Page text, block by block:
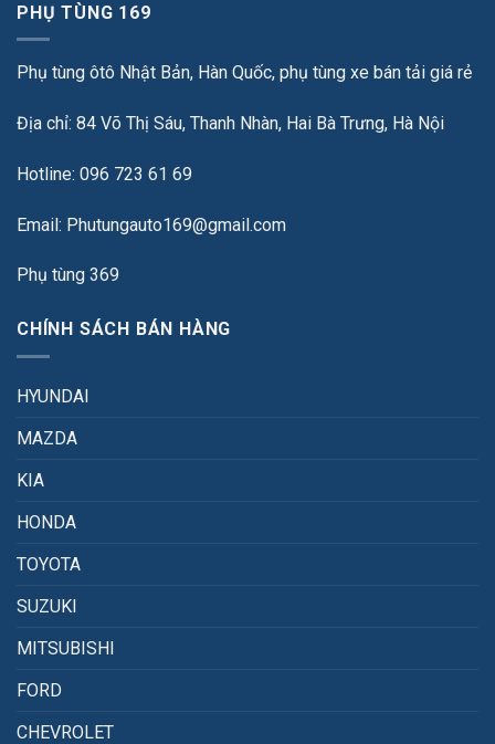
PHỤ TÙNG 169
Phụ tùng ôtô Nhật Bản, Hàn Quốc, phụ tùng xe bán tải giá rẻ
Địa chỉ: 84 Võ Thị Sáu, Thanh Nhàn, Hai Bà Trưng, Hà Nội
Hotline: 096 723 61 69
Email: Phutungauto169@gmail.com
Phụ tùng 369
CHÍNH SÁCH BÁN HÀNG
HYUNDAI
MAZDA
KIA
HONDA
TOYOTA
SUZUKI
MITSUBISHI
FORD
CHEVROLET